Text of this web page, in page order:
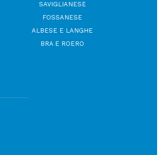
SAVIGLIANESE
FOSSANESE
ALBESE E LANGHE
BRA E ROERO